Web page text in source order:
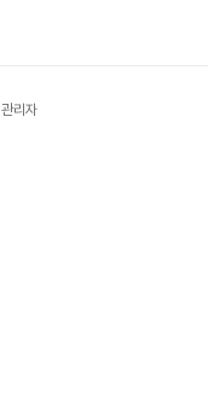
관리자